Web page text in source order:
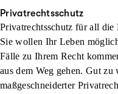
Privatrechtsschutz
Privatrechtsschutz für all die
Sie wollen Ihr Leben
Fälle zu Ihrem Recht
aus dem Weg gehen. Gut zu
maßgeschneiderter